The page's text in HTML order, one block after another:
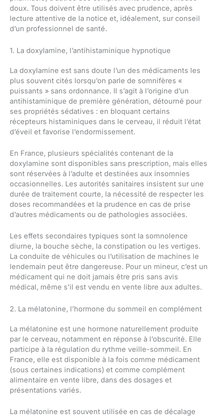
doux. Tous doivent être utilisés avec prudence, après
lecture attentive de la notice et, idéalement, sur conseil
d’un professionnel de santé.
1. La doxylamine, l’antihistaminique hypnotique
La doxylamine est sans doute l’un des médicaments les
plus souvent cités lorsqu’on parle de somnifères «
puissants » sans ordonnance. Il s’agit à l’origine d’un
antihistaminique de première génération, détourné pour
ses propriétés sédatives : en bloquant certains
récepteurs histaminiques dans le cerveau, il réduit l’état
d’éveil et favorise l’endormissement.
En France, plusieurs spécialités contenant de la
doxylamine sont disponibles sans prescription, mais elles
sont réservées à l’adulte et destinées aux insomnies
occasionnelles. Les autorités sanitaires insistent sur une
durée de traitement courte, la nécessité de respecter les
doses recommandées et la prudence en cas de prise
d’autres médicaments ou de pathologies associées.
Les effets secondaires typiques sont la somnolence
diurne, la bouche sèche, la constipation ou les vertiges.
La conduite de véhicules ou l’utilisation de machines le
lendemain peut être dangereuse. Pour un mineur, c’est un
médicament qui ne doit jamais être pris sans avis
médical, même s’il est vendu en vente libre aux adultes.
2. La mélatonine, l’hormone du sommeil en complément
La mélatonine est une hormone naturellement produite
par le cerveau, notamment en réponse à l’obscurité. Elle
participe à la régulation du rythme veille-sommeil. En
France, elle est disponible à la fois comme médicament
(sous certaines indications) et comme complément
alimentaire en vente libre, dans des dosages et
présentations variés.
La mélatonine est souvent utilisée en cas de décalage